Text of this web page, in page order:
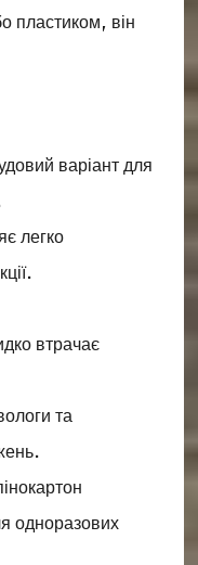
пластиком, він
варіант для
легко
втрачає
та
одноразових